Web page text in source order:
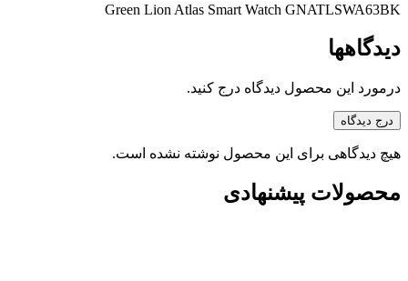
Green Lion Atlas Smart Watch GNATLSWA63BK
دیدگاهها
درمورد این محصول دیدگاه درج کنید.
درج دیدگاه
هیچ دیدگاهی برای این محصول نوشته نشده است.
محصولات پیشنهادی